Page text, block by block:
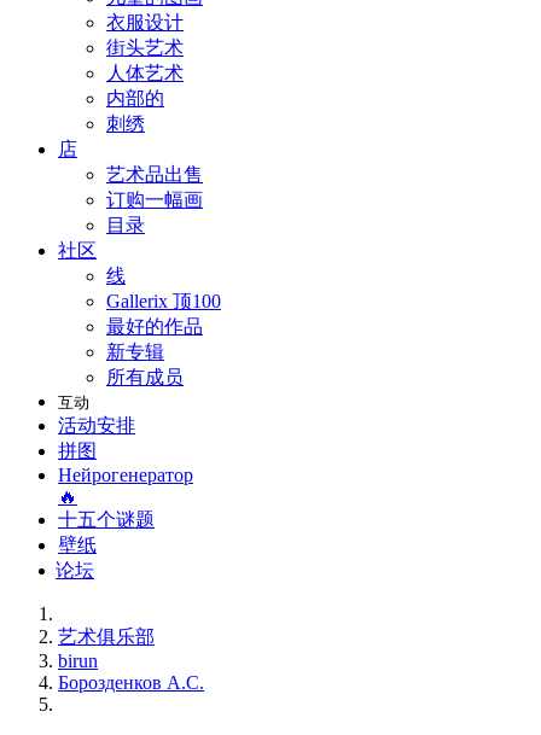
衣服设计
街头艺术
人体艺术
内部的
刺绣
店
艺术品出售
订购一幅画
目录
社区
线
Gallerix 顶100
最好的作品
新专辑
所有成员
互动
活动安排
拼图
Нейрогенератор
🔥
十五个谜题
壁纸
论坛
艺术俱乐部
birun
Борозденков А.С.